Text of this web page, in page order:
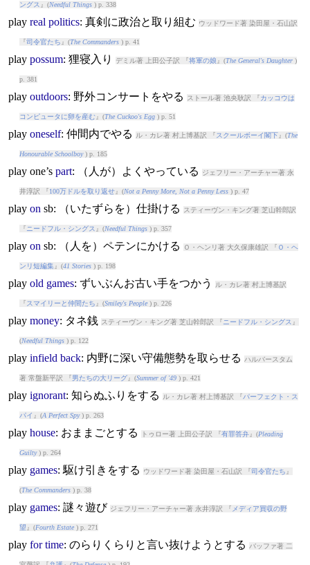
ングス 』(Needful Things) p. 338
play real politics: 真剣に政治と取り組む ウッドワード著 染田屋・石山訳
『司令官たち 』(The Commanders) p. 41
play possum: 狸寝入り デミル著 上田公子訳 『将軍の娘 』(The General's Daughter)
p. 381
play outdoors: 野外コンサートをやる ストール著 池央耿訳 『 カッコウは
コンピュータに卵を産む』(The Cuckoo's Egg) p. 51
play oneself: 仲間内でやる ル・カレ著 村上博基訳 『 スクールボーイ閣下 』(The
Honourable Schoolboy) p. 185
playone’s part: （人が）よくやっている ジェフリー・アーチャー著 永
井淳訳 『 100万ドルを取り返せ』(Not a Penny More, Not a Penny Less) p. 47
play onsb: （いたずらを）仕掛ける スティーヴン・キング著 芝山幹郎訳
『 ニードフル・シングス 』(Needful Things) p. 357
play onsb: （人を）ペテンにかける Ｏ・ヘンリ著 大久保康雄訳 『 Ｏ・ヘ
ンリ短編集』(41 Stories) p. 198
play old games: ずいぶんお古い手をつかう ル・カレ著 村上博基訳
『 スマイリーと仲間たち 』(Smiley's People) p. 226
play money: タネ銭 スティーヴン・キング著 芝山幹郎訳 『 ニードフル・シングス 』
(Needful Things) p. 122
play infield back: 内野に深い守備態勢を取らせる ハルバースタム
著 常盤新平訳 『 男たちの大リーグ』(Summer of '49) p. 421
play ignorant: 知らぬふりをする ル・カレ著 村上博基訳 『パーフェクト・ス
パイ 』(A Perfect Spy) p. 263
play house: おままごとする トゥロー著 上田公子訳 『有罪答弁』(Pleading
Guilty) p. 264
play games: 駆け引きをする ウッドワード著 染田屋・石山訳 『司令官たち 』
(The Commanders) p. 38
play games: 謎々遊び ジェフリー・アーチャー著 永井淳訳 『 メディア買収の野
望 』(Fourth Estate) p. 271
play for time: のらりくらりと言い抜けようとする バッファ著 二